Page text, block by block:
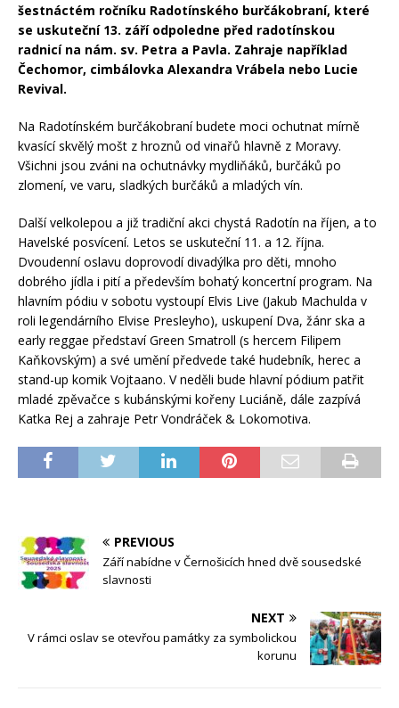
šestnáctém ročníku Radotínského burčákobraní, které
se uskuteční 13. září odpoledne před radotínskou
radnicí na nám. sv. Petra a Pavla. Zahraje například
Čechomor, cimbálovka Alexandra Vrábela nebo Lucie
Revival.
Na Radotínském burčákobraní budete moci ochutnat mírně
kvasící skvělý mošt z hroznů od vinařů hlavně z Moravy.
Všichni jsou zváni na ochutnávky mydliňáků, burčáků po
zlomení, ve varu, sladkých burčáků a mladých vín.
Další velkolepou a již tradiční akci chystá Radotín na říjen, a to
Havelské posvícení. Letos se uskuteční 11. a 12. října.
Dvoudenní oslavu doprovodí divadýlka pro děti, mnoho
dobrého jídla i pití a především bohatý koncertní program. Na
hlavním pódiu v sobotu vystoupí Elvis Live (Jakub Machulda v
roli legendárního Elvise Presleyho), uskupení Dva, žánr ska a
early reggae představí Green Smatroll (s hercem Filipem
Kaňkovským) a své umění předvede také hudebník, herec a
stand-up komik Vojtaano. V neděli bude hlavní pódium patřit
mladé zpěvačce s kubánskými kořeny Luciáně, dále zazpívá
Katka Rej a zahraje Petr Vondráček & Lokomotiva.
PREVIOUS
Září nabídne v Černošicích hned dvě sousedské
slavnosti
NEXT
V rámci oslav se otevřou památky za symbolickou
korunu